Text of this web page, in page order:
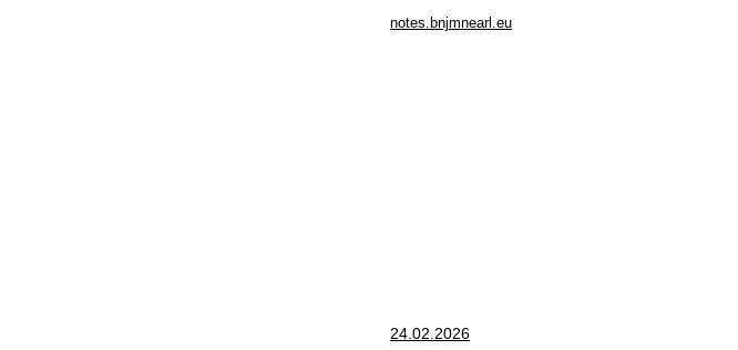
notes.bnjmnearl.eu
24.02.2026